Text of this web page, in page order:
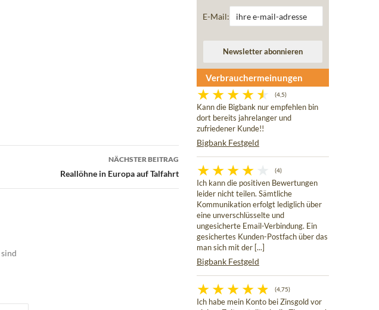
NÄCHSTER BEITRAG
Reallöhne in Europa auf Talfahrt
E-Mail:
Verbrauchermeinungen
(4,5)
Kann die Bigbank nur empfehlen bin
dort bereits jahrelanger und
zufriedener Kunde!!
Bigbank Festgeld
(4)
Ich kann die positiven Bewertungen
leider nicht teilen. Sämtliche
Kommunikation erfolgt lediglich über
eine unverschlüsselte und
ungesicherte Email-Verbindung. Ein
gesichertes Kunden-Postfach über das
man sich mit der [...]
Bigbank Festgeld
(4,75)
Ich habe mein Konto bei Zinsgold vor